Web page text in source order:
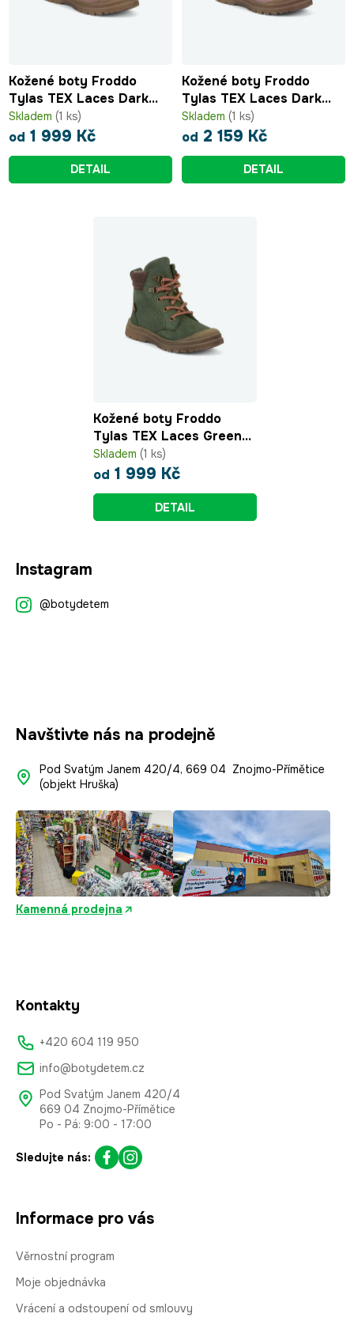
Kožené boty Froddo
Tylas TEX Laces Dark
Pink s membránou
G3160228-4
Skladem (1 ks)
od 1 999 Kč
DETAIL
Kožené boty Froddo
Tylas TEX Laces Dark
Pink s membránou
G3160228-4
Skladem (1 ks)
od 2 159 Kč
DETAIL
Kožené boty Froddo
Tylas TEX Laces Green+
s membránou G3160228-
2
Skladem (1 ks)
od 1 999 Kč
DETAIL
Instagram
@botydetem
Navštivte nás na prodejně
Pod Svatým Janem 420/4, 669 04 Znojmo-Přímětice
(objekt Hruška)
Kamenná prodejna
Kontakty
+420 604 119 950
info@botydetem.cz
Pod Svatým Janem 420/4
669 04 Znojmo-Přímětice
Po - Pá: 9:00 - 17:00
Sledujte nás:
Informace pro vás
Věrnostní program
Moje objednávka
Vrácení a odstoupení od smlouvy